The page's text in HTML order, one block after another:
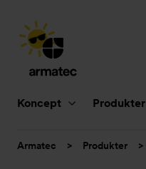
Koncept Produkter
Du
Armatec > Produkter >